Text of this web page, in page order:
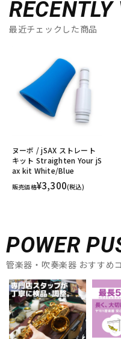
RECENTLY
最近チェックした商品
ヌーボ / jSAX ストレート
キット Straighten Your jS
ax kit White/Blue
販売価格¥3,300(税込)
POWER
管楽器・吹奏楽器 おすすめ